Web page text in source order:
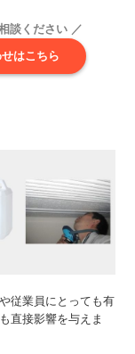
談ください ／
はこちら
従業員にとっても有
直接影響を与えま